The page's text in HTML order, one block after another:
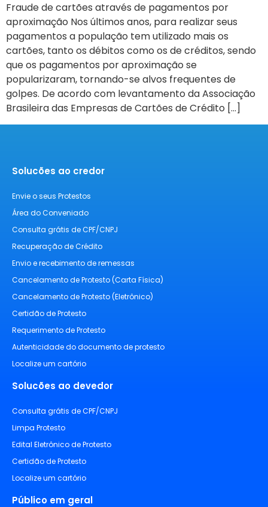
Fraude de cartões através de pagamentos por
aproximação Nos últimos anos, para realizar seus
pagamentos a população tem utilizado mais os
cartões, tanto os débitos como os de créditos, sendo
que os pagamentos por aproximação se
popularizaram, tornando-se alvos frequentes de
golpes. De acordo com levantamento da Associação
Brasileira das Empresas de Cartões de Crédito […]
Solucões ao credor
Envie o seus Protestos
Área do Conveniado
Consulta grátis de CPF/CNPJ
Recuperação de Crédito
Envio e recebimento de remessas
Cancelamento de Protesto (Carta Física)
Cancelamento de Protesto (Eletrônico)
Certidão de Protesto
Requerimento de Protesto
Autenticidade do documento de protesto
Localize um cartório
Solucões ao devedor
Consulta grátis de CPF/CNPJ
Limpa Protesto
Edital Eletrônico de Protesto
Certidão de Protesto
Localize um cartório
Público em geral